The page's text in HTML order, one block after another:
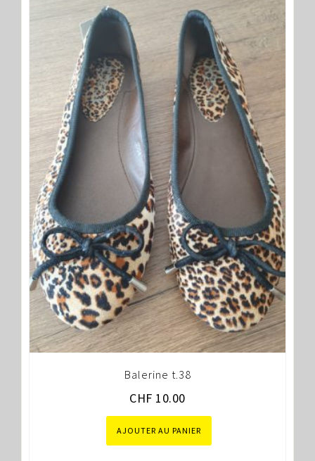
Balerine t.38
CHF 10.00
AJOUTER AU PANIER